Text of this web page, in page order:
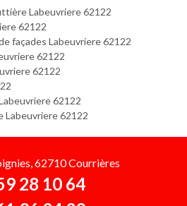
Labeuvriere 62122
62122
façades Labeuvriere 62122
62122
62122
62122
Labeuvriere 62122
62710 Courrières
28 10 64